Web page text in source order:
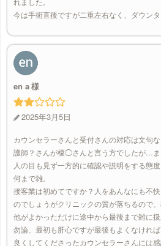
今は手術直後ですが二重左右なく、ダウン
en a
2025年3月5日
カウンセラーさんと受付さんの対応は文句
護師？さんが榎◯さんと言う方でしたが…ま
人の目も見ず一方的に確認や説明をする態
何まで雑。
接客業は初めてですか？人をあんなにも不
のでしょうがクリニックの質が落ちるので、
他がよかっただけに途中から最後まで雑に
勿論、最初も肝心ですが最後もよくなければ
良くしてくださったカウンセラーさんには感